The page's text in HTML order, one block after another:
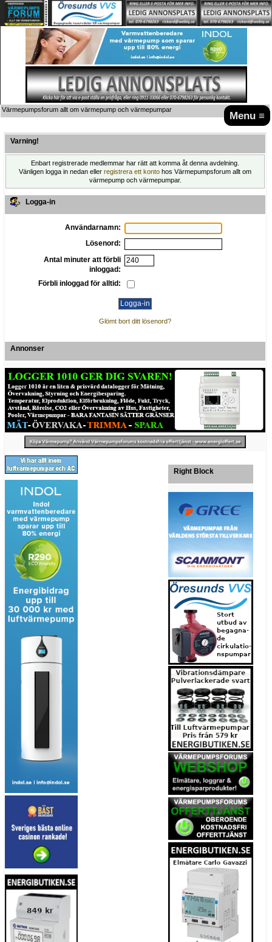
Menu ≡
Värmepumpsforum allt om värmepump och värmepumpar
Varning!
Enbart registrerade medlemmar har rätt att komma åt denna avdelning.
Vänligen logga in nedan eller registrera ett konto hos Värmepumpsforum allt om
värmepump och värmepumpar.
Logga-in
Användarnamn:
Lösenord:
Antal minuter att förbli
inloggad:
Förbli inloggad för alltid:
Glömt bort ditt lösenord?
Annonser
Right Block